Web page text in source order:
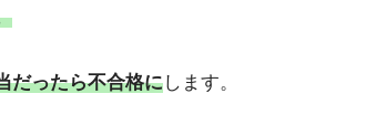
だったら不合格にします。